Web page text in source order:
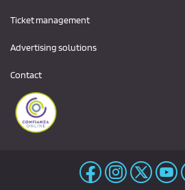
Ticket management
Advertising solutions
Contact